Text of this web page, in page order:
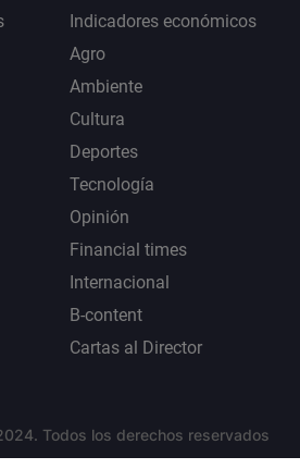
Indicadores económicos
Agro
Ambiente
Cultura
Deportes
Tecnología
Opinión
Financial times
Internacional
B-content
Cartas al Director
Todos los derechos reservados